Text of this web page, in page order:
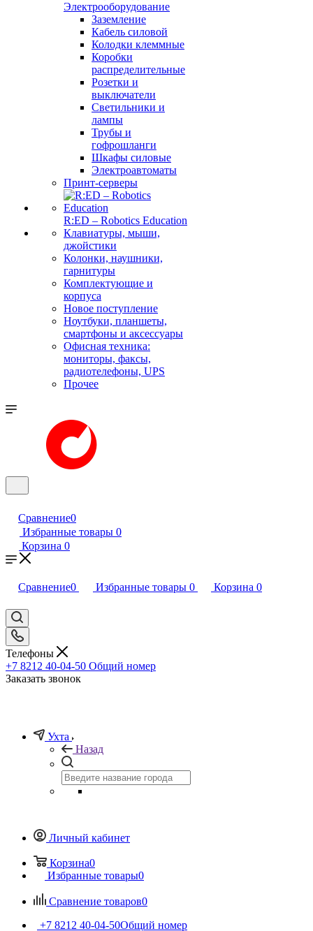
Электрооборудование
Заземление
Кабель силовой
Колодки клеммные
Коробки
распределительные
Розетки и
выключатели
Светильники и
лампы
Трубы и
гофрошланги
Шкафы силовые
Электроавтоматы
Принт-серверы
R:ED – Robotics Education
Клавиатуры, мыши,
джойстики
Колонки, наушники,
гарнитуры
Комплектующие и
корпуса
Новое поступление
Ноутбуки, планшеты,
смартфоны и аксессуары
Офисная техника:
мониторы, факсы,
радиотелефоны, UPS
Прочее
Сравнение0
Избранные товары 0
Корзина 0
Сравнение0 Избранные товары 0 Корзина 0
Телефоны
+7 8212 40-04-50 Общий номер
Заказать звонок
Ухта
Назад
Личный кабинет
Корзина0
Избранные товары0
Сравнение товаров0
+7 8212 40-04-50Общий номер